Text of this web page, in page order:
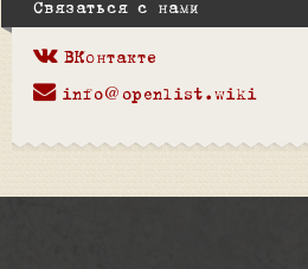
Связаться с нами
ВКонтакте
info@openlist.wiki